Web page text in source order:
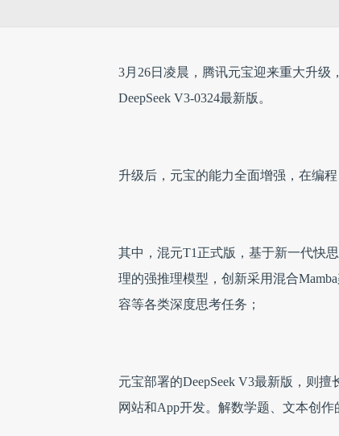
3月26日凌晨，腾讯元宝迎来重大升级
DeepSeek V3-0324最新版。
升级后，元宝的能力全面增强，在编
其中，混元T1正式版，基于新一代快
理的强推理模型，创新采用混合
容等各类深度思考任务；
元宝部署的DeepSeek V3最新版，则
网站和App开发。解数学题、文本创